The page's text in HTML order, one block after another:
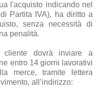
l'acquisto indicando nel
Partita IVA), ha diritto a
senza necessità di
penalità.
dovrà inviare a
entro 14 giorni lavorativi
merce, tramite lettera
all’indirizzo: